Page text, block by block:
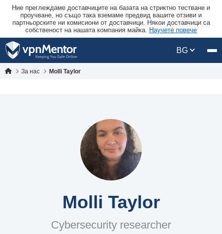
Ние преглеждаме доставчиците на базата на стриктно тестване и
проучване, но също така вземаме предвид вашите отзиви и
партньорските ни комисиони от доставчици. Някои доставчици са
собственост на нашата компания майка. Научете повече
BG
За нас Molli Taylor
Molli Taylor
Cybersecurity researcher